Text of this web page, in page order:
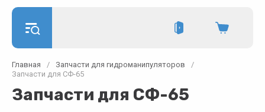
Главная / Запчасти для гидроманипуляторов
/
Запчасти для СФ-65
Запчасти для СФ-65